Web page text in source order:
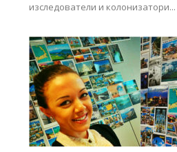
изследователи и колонизатори...